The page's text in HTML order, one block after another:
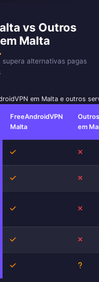
vs Outros
Malta
supera alternativas pagas
em Malta e outros
FreeAndroidVPN
Malta
em
Sim
Sim
Sim
Sim
Sim